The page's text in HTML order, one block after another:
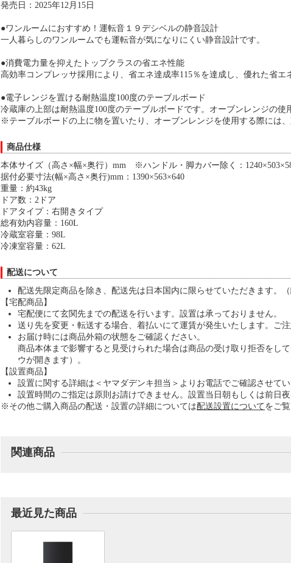
発売日：2025年12月15日
●ワンルームにおすすめ！運転音１９デシベルの静音設計
一人暮らしのワンルームでも運転音が気になりにくい静音設計です。
●消費電力量を抑えたトップクラスの省エネ性能
高効率コンプレッサ採用により、省エネ達成率115％を達成し、優れた省エ
●電子レンジを置ける耐熱温度100度のテーブルボード
冷蔵庫の上部は耐熱温度100度のテーブルボードです。オーブンレンジの使
※テーブルボードの上に物を置いたり、オーブンレンジを使用する際には
商品仕様
本体サイズ（高さ×幅×奥行）mm ※ハンドル・脚カバー除く：
据付必要寸法(幅×高さ×奥行)mm：1390×563×640
重量：約43kg
ドア数：2ドア
ドアタイプ：右開きタイプ
総有効内容量：160L
冷蔵室容量：98L
冷凍室容量：62L
配送について
配送先限定商品を除き、配送先は日本国内に限らせていただきます。
【宅配商品】
宅配便にて玄関先までの配送を行います。設置は承っておりません。
送り先を変更・転送する場合、着払いにて運賃が発生いたします。ご
お届け時には商品外箱の状態をご確認ください。
商品本体まで影響すると見受けられた場合は商品の受け取り拒否をし
ウが開きます）。
【設置商品】
設置に関する詳細は＜ヤマダデンキ担当＞よりお電話でご確認させてい
設置時間のご指定は原則お請けできません。設置当日朝もしくは前日
※その他ご購入商品の配送・設置の詳細については配送設置についてをご
関連商品
最近見た商品